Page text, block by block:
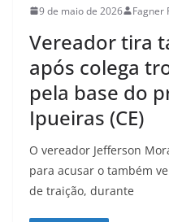
9 de maio de 2026 Fagner
Vereador tira
após colega
pela base do
Ipueiras (CE)
O vereador Jefferson
para acusar o também
de traição, durante